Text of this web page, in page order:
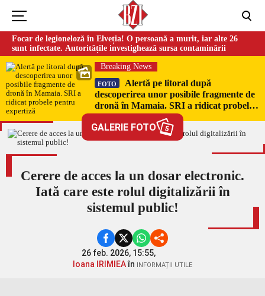
Focar de legioneloză în Elveția! O persoană a murit, iar alte 26
sunt infectate. Autoritățile investighează sursa contaminării
Breaking News
FOTO
Alertă pe litoral după
descoperirea unor posibile fragmente de
dronă în Mamaia. SRI a ridicat probele
pentru expertiză
GALERIE FOTO 5
Cerere de acces la un dosar electronic.
Iată care este rolul digitalizării în
sistemul public!
26 feb. 2026, 15:55,
Ioana IRIMIEAîn INFORMAȚII UTILE